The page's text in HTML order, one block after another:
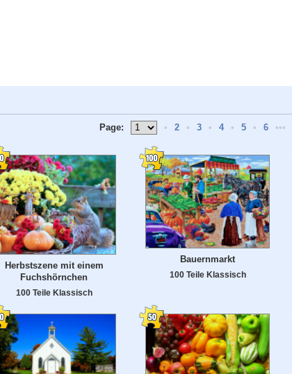
Page: • 2 • 3 • 4 • 5 • 6 •••
Herbstszene mit einem
Fuchshörnchen
100 Teile Klassisch
Bauernmarkt
100 Teile Klassisch